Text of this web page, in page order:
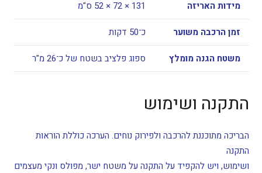
מידות האריזה 131 × 72 × 52 ס"מ
זמן הרכבה משוער כ־50 דקות
משטח הגנה מומלץ ספוג פלציב בשטח של כ־26 מ"ר
התקנה ושימוש
הבריכה מתוכננת להרכבה ולפירוק נוחים. הערכה כוללת הוראות
התקנה
ושימוש, ויש להקפיד על התקנה על משטח ישר, מפולס ונקי מעצמים